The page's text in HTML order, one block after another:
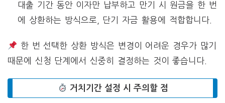
대출 기간 동안 이자만 납부하고 만기 시 원금을 한 번
에 상환하는 방식으로, 단기 자금 활용에 적합합니다.
한 번 선택한 상환 방식은 변경이 어려운 경우가 많기
때문에 신청 단계에서 신중히 결정하는 것이 좋습니다.
거치기간 설정 시 주의할 점